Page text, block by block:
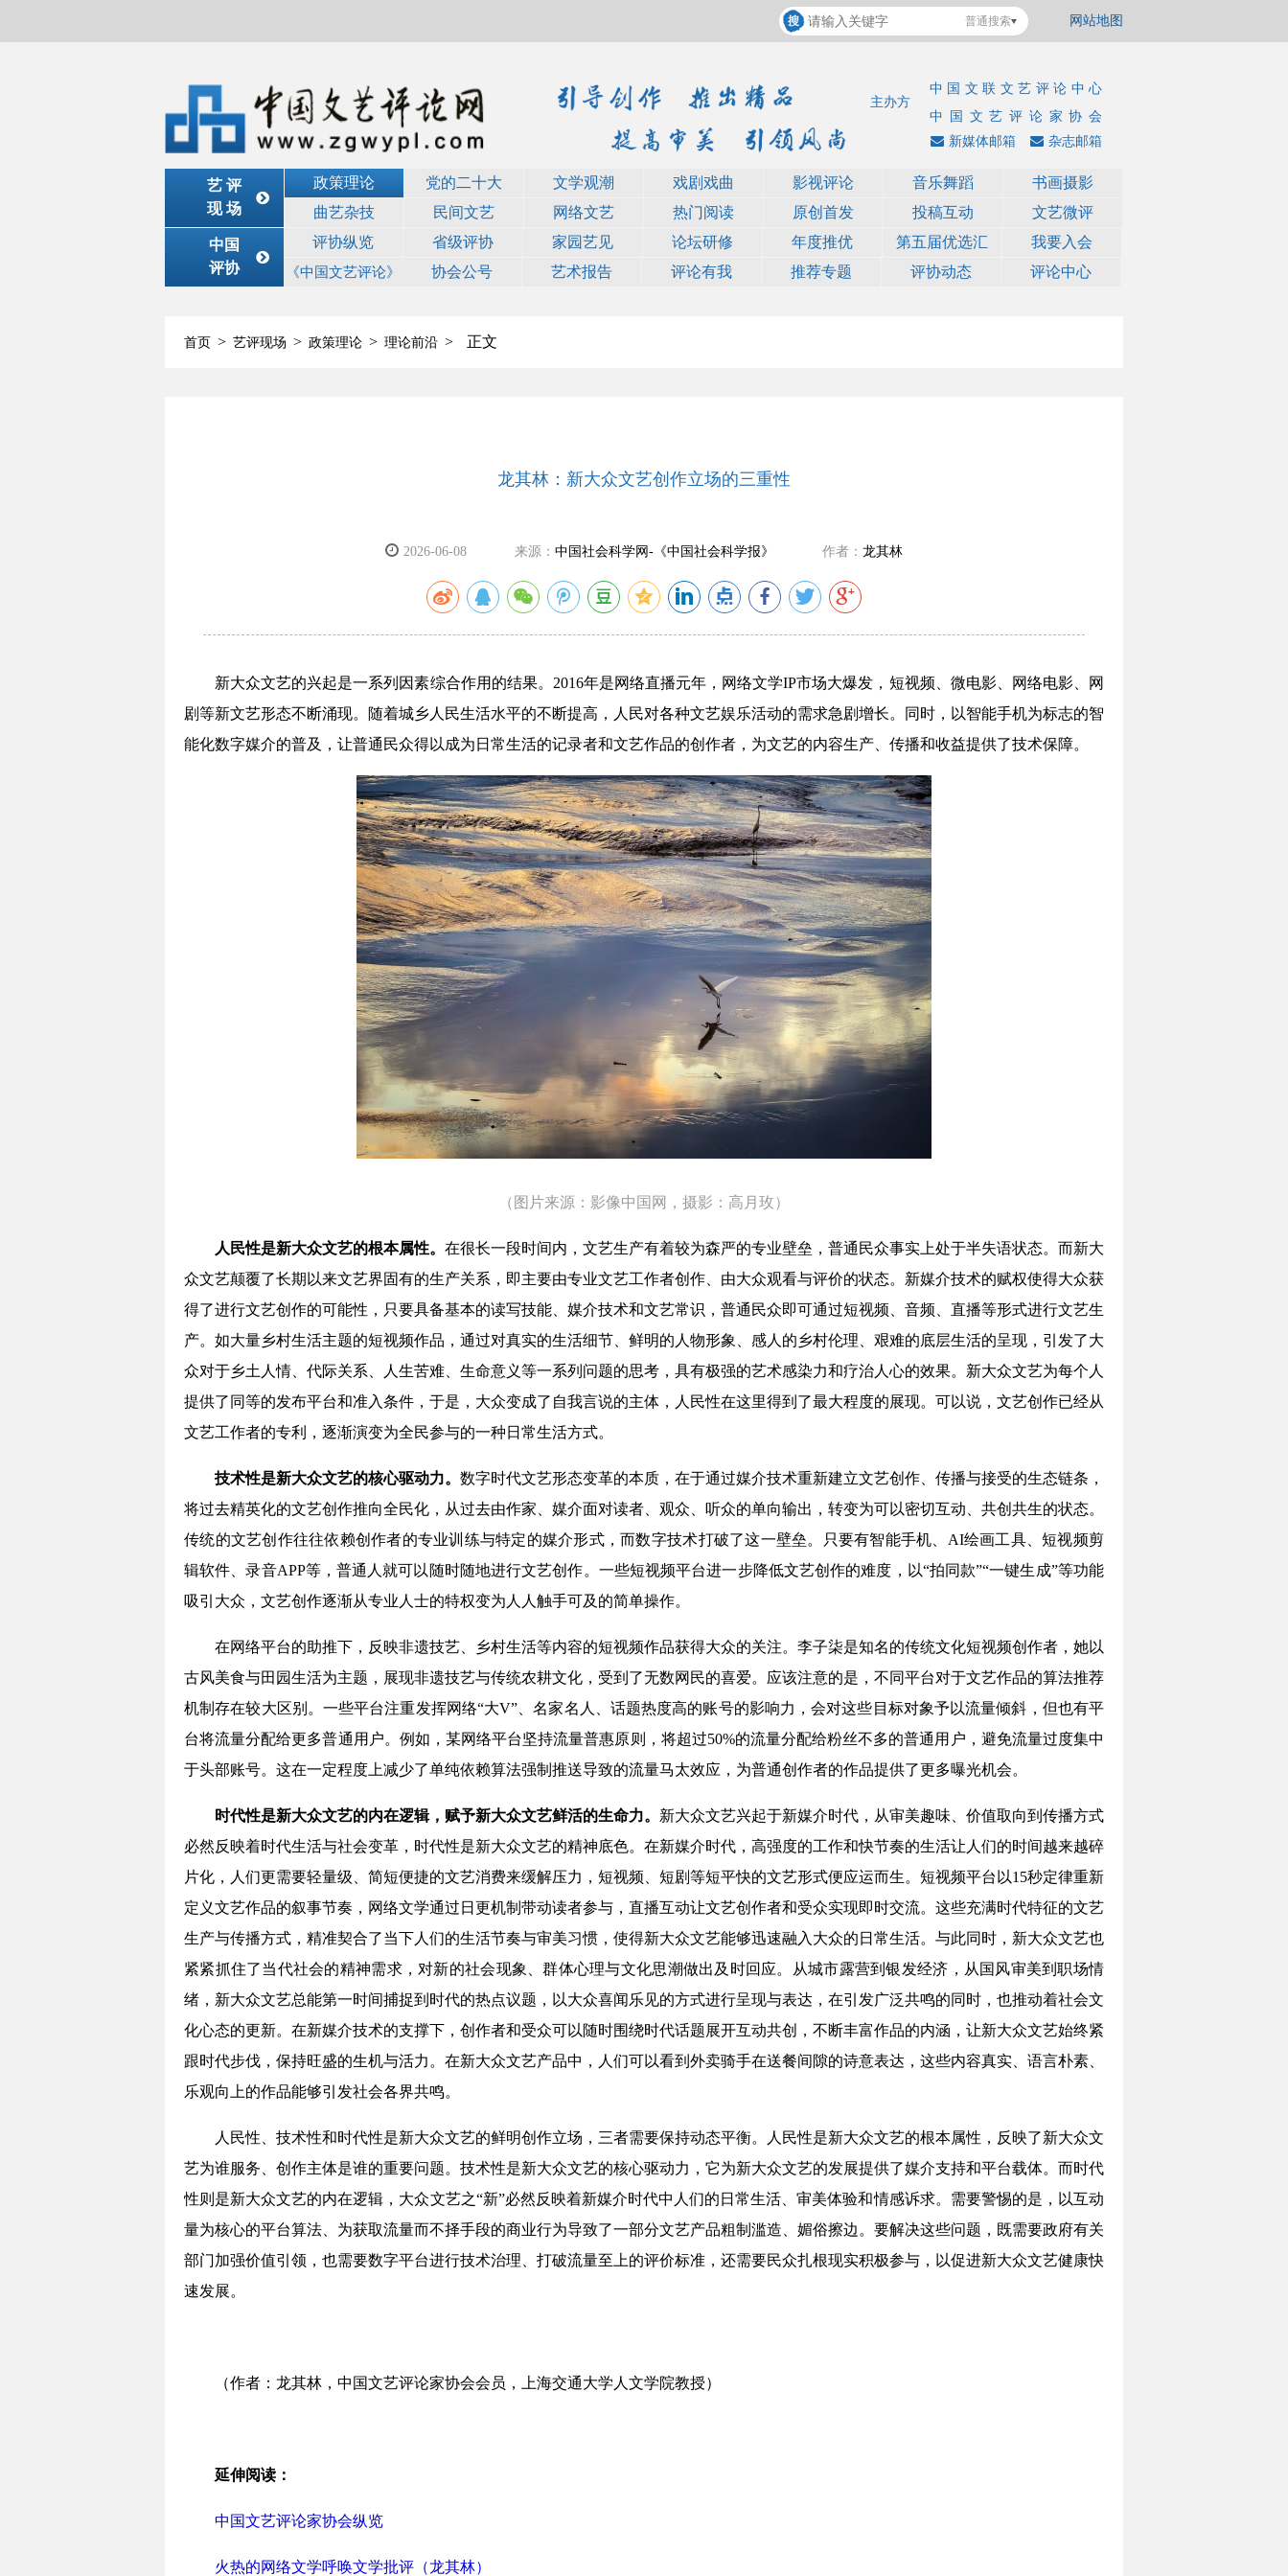
网站地图
普通搜索
中国文联文艺评论中心
中国文艺评论家协会
主办方
杂志邮箱
新媒体邮箱
艺 评
现 场
政策理论 党的二十大 文学观潮 戏剧戏曲 影视评论 音乐舞蹈
书画摄影
曲艺杂技
民间文艺 网络文艺 热门阅读 原创首发 投稿互动
文艺微评
中国
评协
评协纵览 省级评协 家园艺见 论坛研修 年度推优 第五届优选汇 我要入会
《中国文艺评论》 协会公号 艺术报告 评论有我 推荐专题 评协动态 评论中心
首页 > 艺评现场 > 政策理论 > 理论前沿 > 正文
龙其林：新大众文艺创作立场的三重性
2026-06-08 来源： 中国社会科学网-《中国社会科学报》 作者： 龙其林
新大众文艺的兴起是一系列因素综合作用的结果。2016年是网络直播元年，网络文学IP市场大爆发，短视频、微电影、网络电影、网
剧等新文艺形态不断涌现。随着城乡人民生活水平的不断提高，人民对各种文艺娱乐活动的需求急剧增长。同时，以智能手机为标志的智
能化数字媒介的普及，让普通民众得以成为日常生活的记录者和文艺作品的创作者，为文艺的内容生产、传播和收益提供了技术保障。
（图片来源：影像中国网，摄影： 高月玫）
人民性是新大众文艺的根本属性。 在很长一段时间内，文艺生产有着较为森严的专业壁垒，普通民众事实上处于半失语状态。而新大
众文艺颠覆了长期以来文艺界固有的生产关系，即主要由专业文艺工作者创作、由大众观看与评价的状态。新媒介技术的赋权使得大众获
得了进行文艺创作的可能性，只要具备基本的读写技能、媒介技术和文艺常识，普通民众即可通过短视频、音频、直播等形式进行文艺生
产。如大量乡村生活主题的短视频作品，通过对真实的生活细节、鲜明的人物形象、感人的乡村伦理、艰难的底层生活的呈现，引发了大
众对于乡土人情、代际关系、人生苦难、生命意义等一系列问题的思考，具有极强的艺术感染力和疗治人心的效果。新大众文艺为每个人
提供了同等的发布平台和准入条件，于是，大众变成了自我言说的主体，人民性在这里得到了最大程度的展现。可以说，文艺创作已经从
文艺工作者的专利，逐渐演变为全民参与的一种日常生活方式。
技术性是新大众文艺的核心驱动力。 数字时代文艺形态变革的本质，在于通过媒介技术重新建立文艺创作、传播与接受的生态链条，
将过去精英化的文艺创作推向全民化，从过去由作家、媒介面对读者、观众、听众的单向输出，转变为可以密切互动、共创共生的状态。
传统的文艺创作往往依赖创作者的专业训练与特定的媒介形式，而数字技术打破了这一壁垒。只要有智能手机、AI绘画工具、短视频剪
辑软件、录音APP等，普通人就可以随时随地进行文艺创作。一些短视频平台进一步降低文艺创作的难度，以“拍同款”“一键生成”等功能
吸引大众，文艺创作逐渐从专业人士的特权变为人人触手可及的简单操作。
在网络平台的助推下，反映非遗技艺、乡村生活等内容的短视频作品获得大众的关注。李子柒是知名的传统文化短视频创作者，她以
古风美食与田园生活为主题，展现非遗技艺与传统农耕文化，受到了无数网民的喜爱。应该注意的是，不同平台对于文艺作品的算法推荐
机制存在较大区别。一些平台注重发挥网络“大V”、名家名人、话题热度高的账号的影响力，会对这些目标对象予以流量倾斜，但也有平
台将流量分配给更多普通用户。例如，某网络平台坚持流量普惠原则，将超过50%的流量分配给粉丝不多的普通用户，避免流量过度集中
于头部账号。这在一定程度上减少了单纯依赖算法强制推送导致的流量马太效应，为普通创作者的作品提供了更多曝光机会。
时代性是新大众文艺的内在逻辑，赋予新大众文艺鲜活的生命力。 新大众文艺兴起于新媒介时代，从审美趣味、价值取向到传播方式
必然反映着时代生活与社会变革，时代性是新大众文艺的精神底色。在新媒介时代，高强度的工作和快节奏的生活让人们的时间越来越碎
片化，人们更需要轻量级、简短便捷的文艺消费来缓解压力，短视频、短剧等短平快的文艺形式便应运而生。短视频平台以15秒定律重新
定义文艺作品的叙事节奏，网络文学通过日更机制带动读者参与，直播互动让文艺创作者和受众实现即时交流。这些充满时代特征的文艺
生产与传播方式，精准契合了当下人们的生活节奏与审美习惯，使得新大众文艺能够迅速融入大众的日常生活。与此同时，新大众文艺也
紧紧抓住了当代社会的精神需求，对新的社会现象、群体心理与文化思潮做出及时回应。从城市露营到银发经济，从国风审美到职场情
绪，新大众文艺总能第一时间捕捉到时代的热点议题，以大众喜闻乐见的方式进行呈现与表达，在引发广泛共鸣的同时，也推动着社会文
化心态的更新。在新媒介技术的支撑下，创作者和受众可以随时围绕时代话题展开互动共创，不断丰富作品的内涵，让新大众文艺始终紧
跟时代步伐，保持旺盛的生机与活力。在新大众文艺产品中，人们可以看到外卖骑手在送餐间隙的诗意表达，这些内容真实、语言朴素、
乐观向上的作品能够引发社会各界共鸣。
人民性、技术性和时代性是新大众文艺的鲜明创作立场，三者需要保持动态平衡。人民性是新大众文艺的根本属性，反映了新大众文
艺为谁服务、创作主体是谁的重要问题。技术性是新大众文艺的核心驱动力，它为新大众文艺的发展提供了媒介支持和平台载体。而时代
性则是新大众文艺的内在逻辑，大众文艺之“新”必然反映着新媒介时代中人们的日常生活、审美体验和情感诉求。需要警惕的是，以互动
量为核心的平台算法、为获取流量而不择手段的商业行为导致了一部分文艺产品粗制滥造、媚俗擦边。要解决这些问题，既需要政府有关
部门加强价值引领，也需要数字平台进行技术治理、打破流量至上的评价标准，还需要民众扎根现实积极参与，以促进新大众文艺健康快
速发展。
（作者：龙其林，中国文艺评论家协会会员，上海交通大学人文学院教授）
延伸阅读：
中国文艺评论家协会纵览
火热的网络文学呼唤文学批评（龙其林）